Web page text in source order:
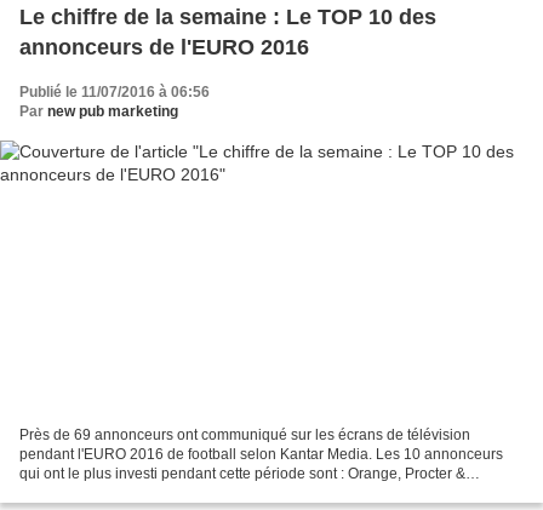
Le chiffre de la semaine : Le TOP 10 des
annonceurs de l'EURO 2016
Publié le 11/07/2016 à 06:56
Par new pub marketing
Près de 69 annonceurs ont communiqué sur les écrans de télévision
pendant l'EURO 2016 de football selon Kantar Media. Les 10 annonceurs
qui ont le plus investi pendant cette période sont : Orange, Procter &